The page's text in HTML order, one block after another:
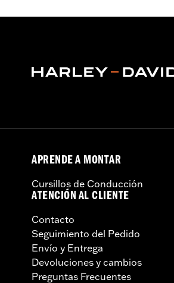
separado del protector de carenado
APRENDE A MONTAR
Cursillos de Conducción
ATENCIÓN AL CLIENTE
Contacto
Seguimiento del Pedido
Envío y Entrega
Devoluciones y cambios
Preguntas Frecuentes